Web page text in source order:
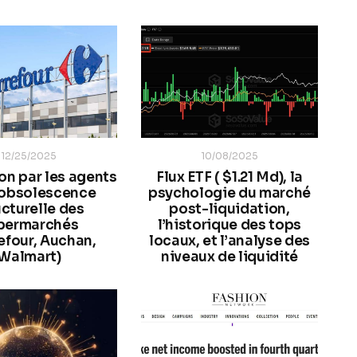
12/25/2025
par les agents
des
Auchan,
10/08/2025
Flux ETF ( $1.21 Md), la
psychologie du marché
post-liquidation,
l’historique des tops
locaux, et l’analyse des
niveaux de liquidité